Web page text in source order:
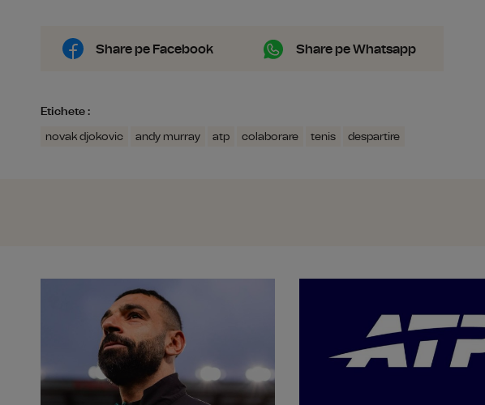
Share pe Facebook Share pe Whatsapp
Etichete :
novak djokovic andy murray atp colaborare tenis despartire